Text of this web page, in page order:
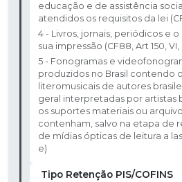
educação e de assistência
atendidos os requisitos da lei
4 - Livros, jornais, periódicos e
sua impressão (CF88, Art 150, VI,
5 - Fonogramas e
produzidos no Brasil contendo
literomusicais de autores
geral interpretadas por artistas
os suportes materiais ou
contenham, salvo na etapa de
de mídias ópticas de leitura a
e)
Tipo Retenção PIS/COFINS